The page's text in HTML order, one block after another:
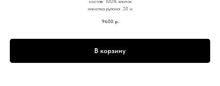
намотка рулона: 30 м
9600 р.
В корзину